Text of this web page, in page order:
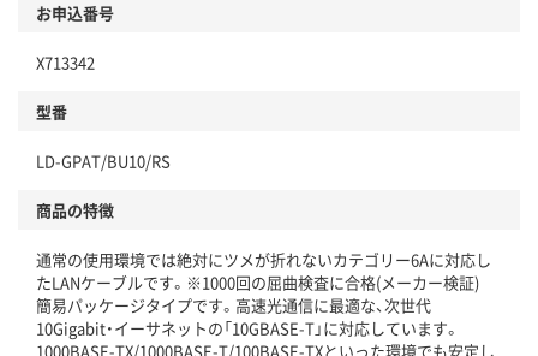
お申込番号
X713342
型番
LD-GPAT/BU10/RS
商品の特徴
通常の使用環境では絶対にツメが折れないカテゴリー6Aに対応し
たLANケーブルです。※1000回の屈曲検査に合格(メーカー検証)
簡易パッケージタイプです。高速光通信に最適な、次世代
10Gigabit・イーサネットの「10GBASE-T」に対応しています。
1000BASE-TX/1000BASE-T/100BASE-TXといった環境でも安定し